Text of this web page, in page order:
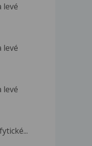
levé
levé
levé